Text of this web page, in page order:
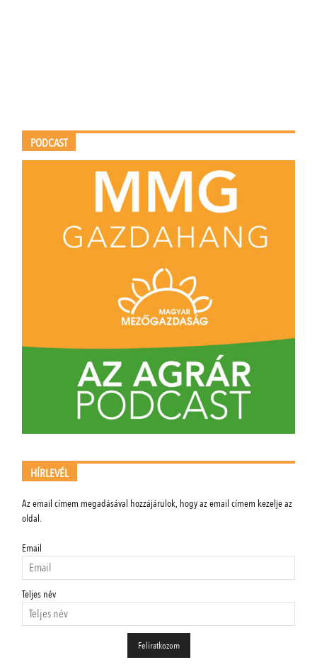
PODCAST
HÍRLEVÉL
Az email címem megadásával hozzájárulok, hogy az email címem kezelje az
oldal.
Email
Teljes név